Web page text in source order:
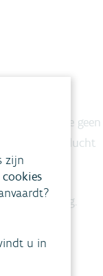
aan dat je geen
in de lucht
bevolking.
ook een
zijn
cookies
u in